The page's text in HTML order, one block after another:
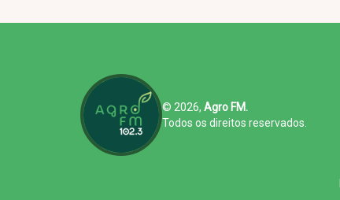
© 2026, Agro FM.
Todos os direitos reservados.